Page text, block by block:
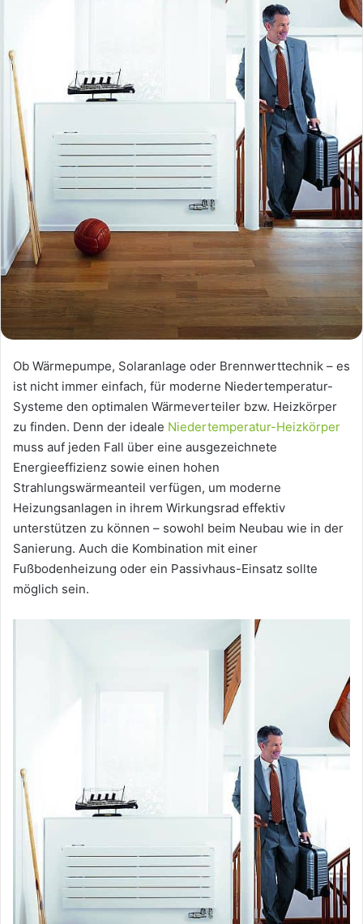
Ob Wärmepumpe, Solaranlage oder Brennwerttechnik – es
ist nicht immer einfach, für moderne Niedertemperatur-
Systeme den optimalen Wärmeverteiler bzw. Heizkörper
zu finden. Denn der ideale Niedertemperatur-Heizkörper
muss auf jeden Fall über eine ausgezeichnete
Energieeffizienz sowie einen hohen
Strahlungswärmeanteil verfügen, um moderne
Heizungsanlagen in ihrem Wirkungsrad effektiv
unterstützen zu können – sowohl beim Neubau wie in der
Sanierung. Auch die Kombination mit einer
Fußbodenheizung oder ein Passivhaus-Einsatz sollte
möglich sein.